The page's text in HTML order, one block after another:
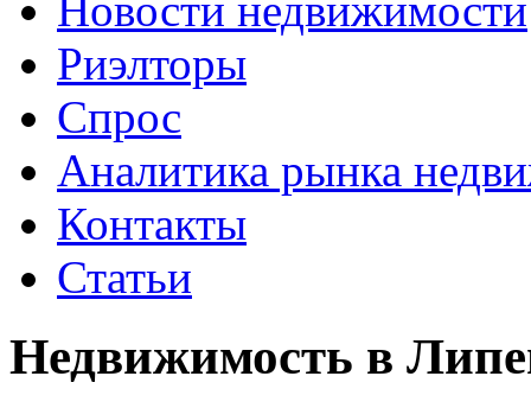
Риэлторы
Спрос
Аналитика рынка
Контакты
Статьи
Недвижимость в